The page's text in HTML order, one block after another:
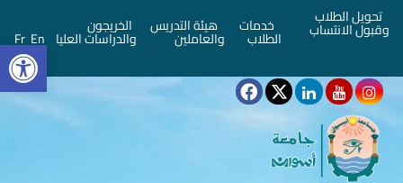
تحويل الطلاب
وقبول الانتساب خدمات
الطلاب
هيئة التدريس
والعاملين
الخريجون
والدراسات العليا En
Fr